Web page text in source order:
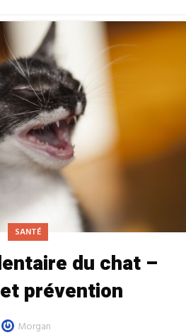
SANTÉ
du chat –
prévention
Morgan